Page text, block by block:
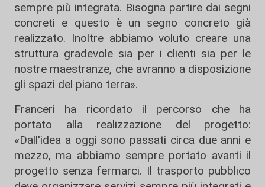
sempre più integrata. Bisogna partire dai segni
concreti e questo è un segno concreto già
realizzato. Inoltre abbiamo voluto creare una
struttura gradevole sia per i clienti sia per le
nostre maestranze, che avranno a disposizione
gli spazi del piano terra».
Franceri ha ricordato il percorso che ha
portato alla realizzazione del progetto:
«Dall'idea a oggi sono passati circa due anni e
mezzo, ma abbiamo sempre portato avanti il
progetto senza fermarci. Il trasporto pubblico